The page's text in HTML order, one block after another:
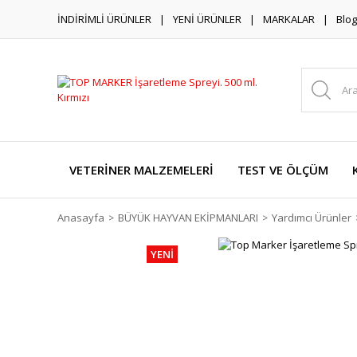
İNDİRİMLİ ÜRÜNLER YENİ ÜRÜNLER MARKALAR Blog
VETERİNER MALZEMELERİ TEST VE ÖLÇÜM
Anasayfa BÜYÜK HAYVAN EKİPMANLARI Yardımcı Ürünler
YENİ